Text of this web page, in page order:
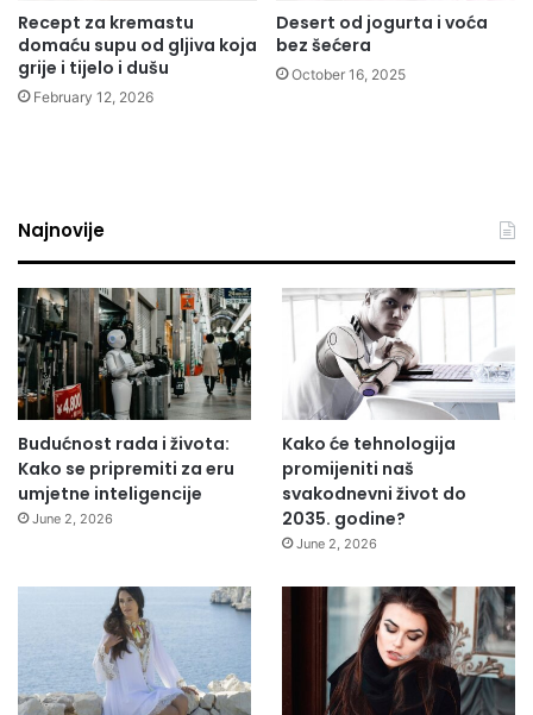
Recept za kremastu
domaću supu od gljiva koja
grije i tijelo i dušu
February 12, 2026
Desert od jogurta i voća
bez šećera
October 16, 2025
Najnovije
Budućnost rada i života:
Kako se pripremiti za eru
umjetne inteligencije
June 2, 2026
Kako će tehnologija
promijeniti naš
svakodnevni život do
2035. godine?
June 2, 2026